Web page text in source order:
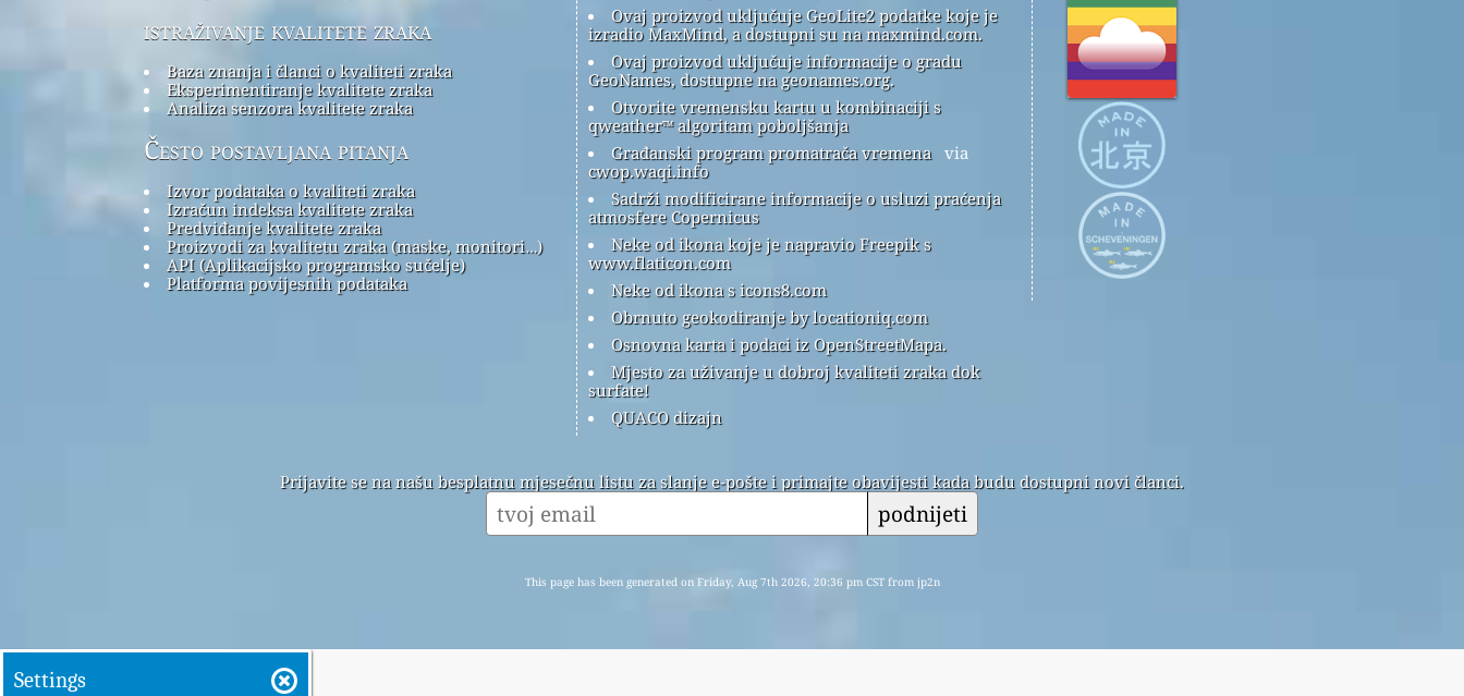
istraživanje kvalitete zraka
Baza znanja i članci o kvaliteti zraka
Eksperimentiranje kvalitete zraka
Analiza senzora kvalitete zraka
Često postavljana pitanja
Izvor podataka o kvaliteti zraka
Izračun indeksa kvalitete zraka
Predviđanje kvalitete zraka
Proizvodi za kvalitetu zraka (maske, monitori…)
API (Aplikacijsko programsko sučelje)
Platforma povijesnih podataka
Ovaj proizvod uključuje GeoLite2 podatke koje je
izradio MaxMind, a dostupni su na maxmind.com.
Ovaj proizvod uključuje informacije o gradu
GeoNames, dostupne na geonames.org.
Otvorite vremensku kartu u kombinaciji s
qweather™ algoritam poboljšanja
Građanski program promatrača vremena via
cwop.waqi.info
Sadrži modificirane informacije o usluzi praćenja
atmosfere Copernicus
Neke od ikona koje je napravio Freepik s
www.flaticon.com
Neke od ikona s icons8.com
Obrnuto geokodiranje by locationiq.com
Osnovna karta i podaci iz OpenStreetMapa.
Mjesto za uživanje u dobroj kvaliteti zraka dok
surfate!
QUACO dizajn
Prijavite se na našu besplatnu mjesečnu listu za slanje e-pošte i primajte obavijesti kada budu dostupni novi članci.
podnijeti
This page has been generated on Friday, Aug 7th 2026, 20:36 pm CST from jp2n
Settings